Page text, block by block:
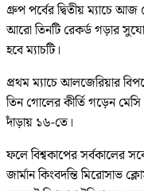
গ্রুপ পর্বের দ্বিতীয় ম্যাচে আজ
আরো তিনটি রেকর্ড গড়ার
হবে ম্যাচটি।
প্রথম ম্যাচে আলজেরিয়ার
তিন গোলের কীর্তি গড়েন
দাঁড়ায় ১৬-তে।
ফলে বিশ্বকাপের সর্বকালের
জার্মান কিংবদন্তি মিরোসাভ